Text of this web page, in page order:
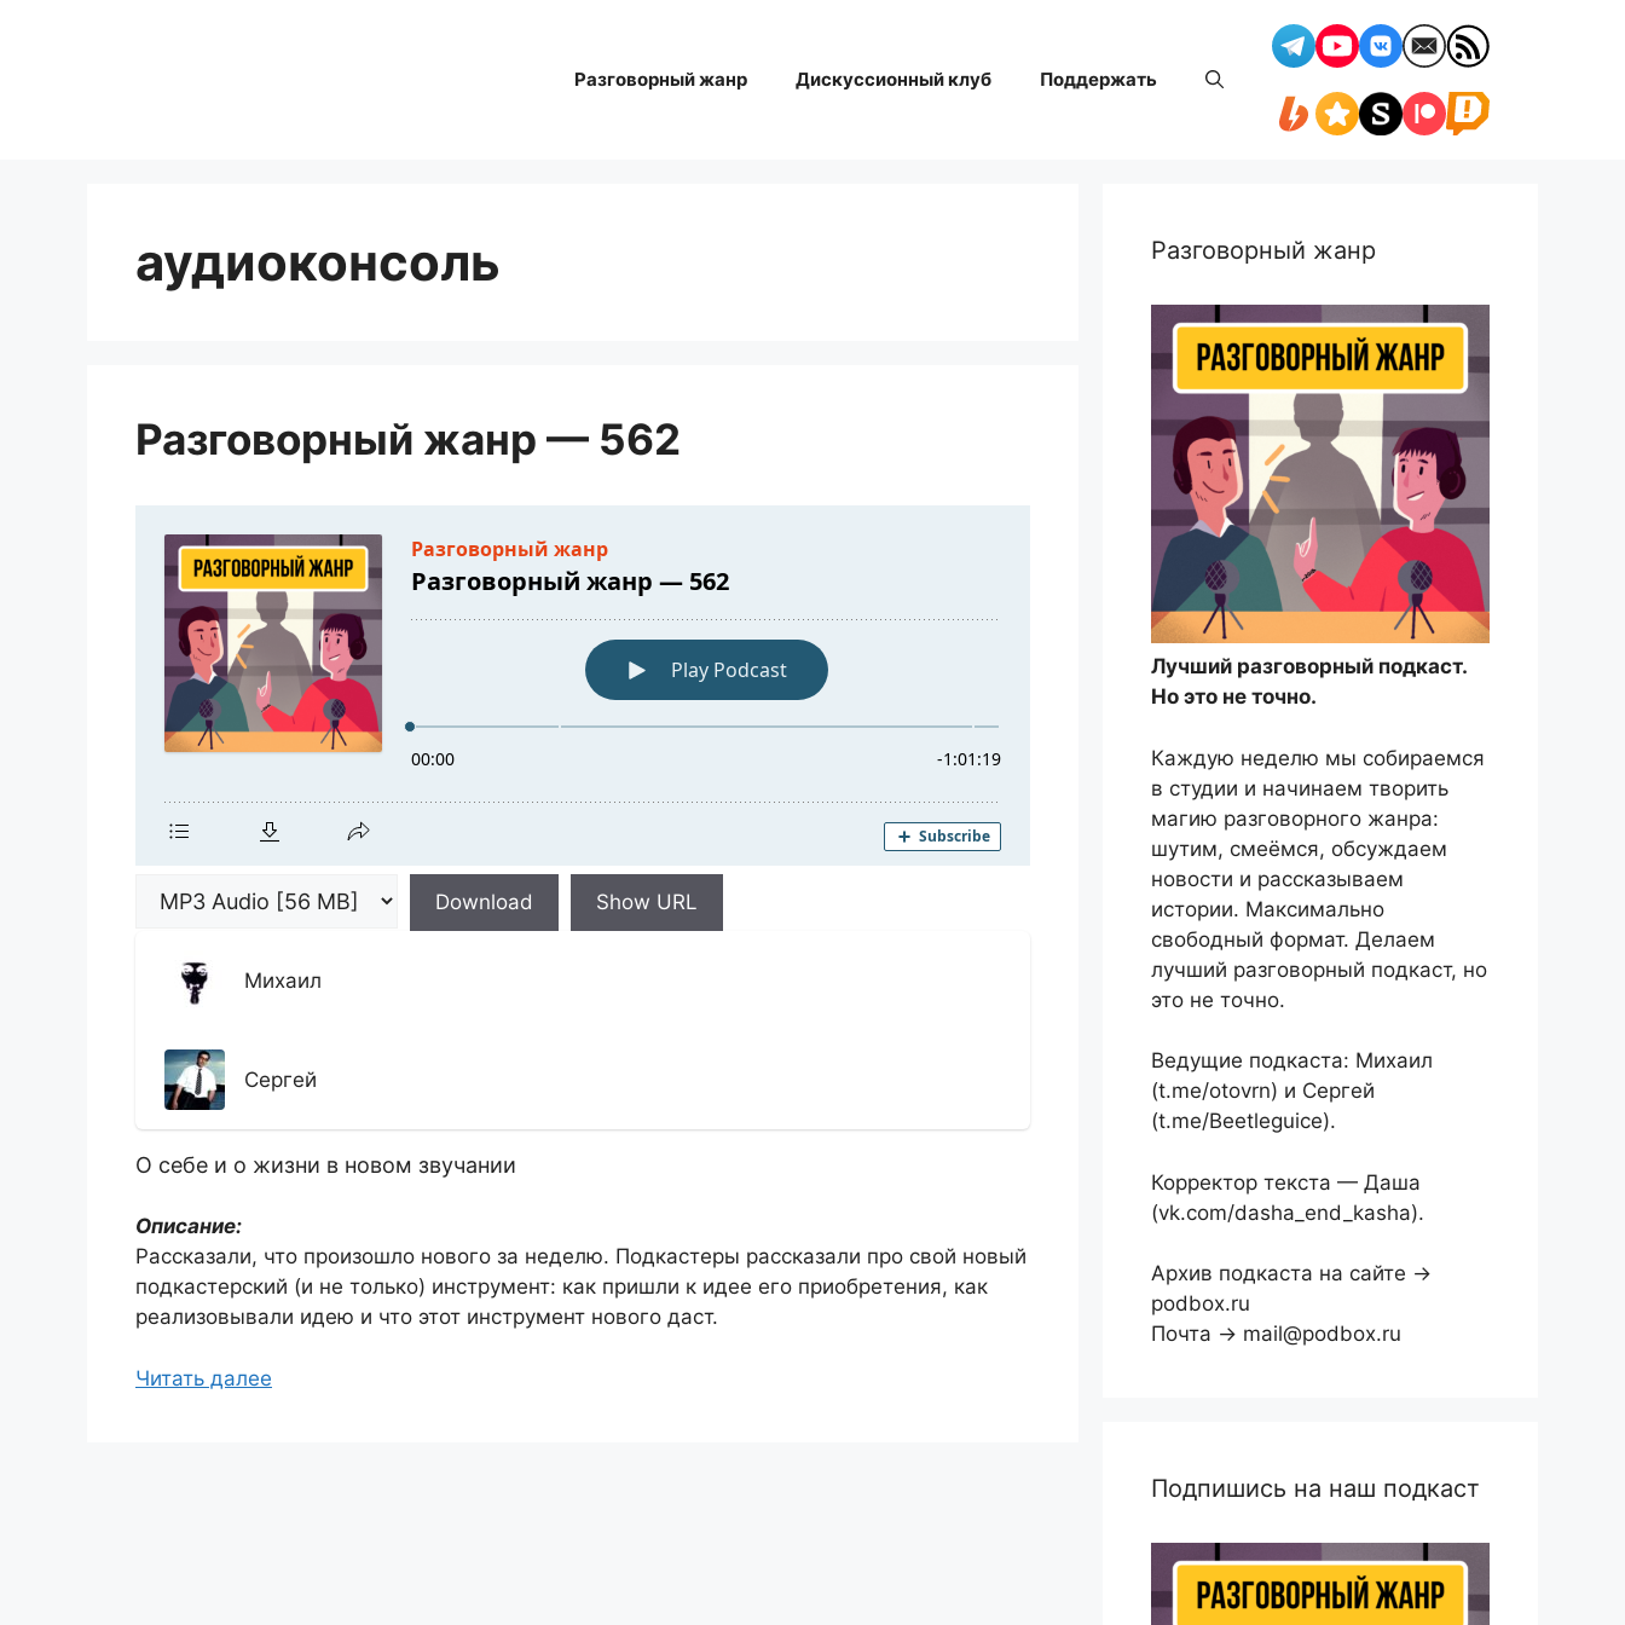
Разговорный жанр Дискуссионный клуб Поддержать
аудиоконсоль
Разговорный жанр — 562
Download Show URL
Михаил
Сергей
О себе и о жизни в новом звучании
Описание:
Рассказали, что произошло нового за неделю. Подкастеры рассказали про свой новый
подкастерский (и не только) инструмент: как пришли к идее его приобретения, как
реализовывали идею и что этот инструмент нового даст.
Читать далее
Разговорный жанр
Лучший разговорный подкаст.
Но это не точно.
Каждую неделю мы собираемся
в студии и начинаем творить
магию разговорного жанра:
шутим, смеёмся, обсуждаем
новости и рассказываем
истории. Максимально
свободный формат. Делаем
лучший разговорный подкаст, но
это не точно.
Ведущие подкаста: Михаил
(t.me/otovrn) и Сергей
(t.me/Beetleguice).
Корректор текста — Даша
(vk.com/dasha_end_kasha).
Архив подкаста на сайте →
podbox.ru
Почта → mail@podbox.ru
Подпишись на наш подкаст